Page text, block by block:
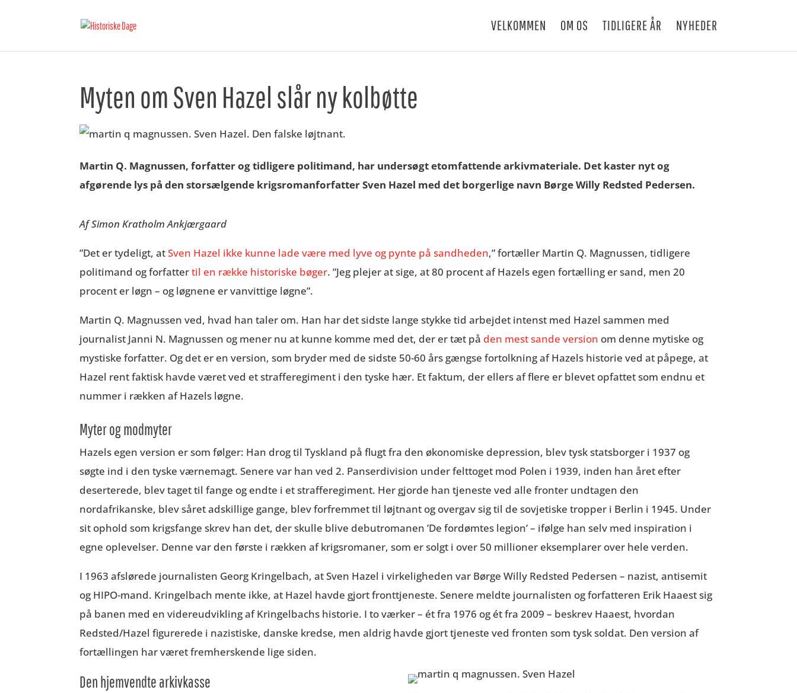
VELKOMMEN OM OS TIDLIGERE ÅR NYHEDER
Myten om Sven Hazel slår ny kolbøtte
Martin Q. Magnussen, forfatter og tidligere politimand, har undersøgtetomfattendearkivmateriale. Det kaster nyt og
afgørende lys påden storsælgende krigsromanforfatter Sven Hazel med det borgerlige navn Børge Willy Redsted Pedersen.
Af Simon Kratholm Ankjærgaard
”Det er tydeligt, atSven Hazel ikke kunne lade være med lyve og pynte på sandheden,” fortæller Martin Q. Magnussen, tidligere
politimand og forfattertil en række historiske bøger. ”Jeg plejer at sige, at 80 procent af Hazels egen fortælling er sand, men 20
procent er løgn – og løgnene er vanvittige løgne”.
Martin Q. Magnussen ved, hvad han taler om. Han har det sidste lange stykke tid arbejdet intenst med Hazel sammen med
journalist Janni N. Magnussen og mener nu at kunne komme med det, der er tæt på den mest sande version om denne mytiske og
mystiske forfatter. Og det er en version, som bryder med de sidste 50-60 års gængse fortolkning af Hazels historie ved at påpege, at
Hazel rent faktisk havde været ved et strafferegiment i den tyske hær. Et faktum, der ellers af flere er blevet opfattet som endnu et
nummer i rækken af Hazels løgne.
Myter og modmyter
Hazels egen version er som følger: Han drog til Tyskland på flugt fra den økonomiske depression, blev tysk statsborger i 1937 og
søgte ind i den tyske værnemagt. Senere var han ved 2. Panserdivision under felttoget mod Polen i 1939, inden han året efter
deserterede, blev taget til fange og endte i et strafferegiment. Her gjorde han tjeneste ved alle fronter undtagen den
nordafrikanske, blev såret adskillige gange, blev forfremmet til løjtnant og overgav sig til de sovjetiske tropper i Berlin i 1945. Under
sit ophold som krigsfange skrev han det, der skulle blive debutromanen ’De fordømtes legion’ – ifølge han selv med inspiration i
egne oplevelser. Denne var den første i rækken af krigsromaner, som er solgt i over 50 millioner eksemplarer over hele verden.
I 1963 afslørede journalisten Georg Kringelbach, at Sven Hazel i virkeligheden var Børge Willy Redsted Pedersen – nazist, antisemit
og HIPO-mand. Kringelbach mente ikke, at Hazel havde gjort fronttjeneste. Senere meldte journalisten og forfatteren Erik Haaestsig
på banen med en videreudvikling af Kringelbachs historie. I to værker – ét fra 1976 og ét fra 2009 – beskrev Haaest, hvordan
Redsted/Hazel figurerede i nazistiske, danske kredse, men aldrig havde gjort tjeneste ved fronten som tysk soldat. Den version af
fortællingen har været fremherskende lige siden.
Den hjemvendte arkivkasse